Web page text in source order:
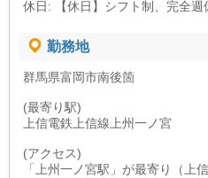
休日: 【休日】シフト制、完全週
勤務地
群馬県富岡市南後箇
(最寄り駅)
上信電鉄上信線上州一ノ宮
(アクセス)
「上州一ノ宮駅」が最寄り（上